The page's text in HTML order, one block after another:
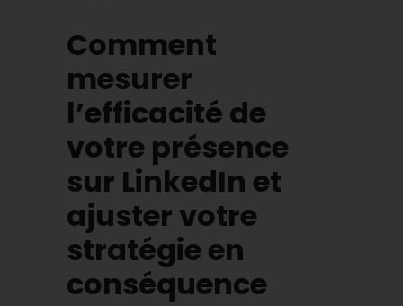
Comment
mesurer
l’efficacité de
votre présence
sur LinkedIn et
ajuster votre
stratégie en
conséquence